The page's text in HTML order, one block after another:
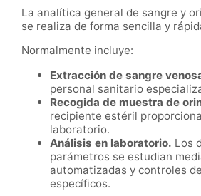
La analítica general de sangre y
se realiza de forma sencilla y
Normalmente incluye:
Extracción de sangre
personal sanitario
Recogida de muestra de
recipiente estéril
laboratorio.
Análisis en laboratorio. Los
parámetros se estudian
automatizadas y controles
específicos.